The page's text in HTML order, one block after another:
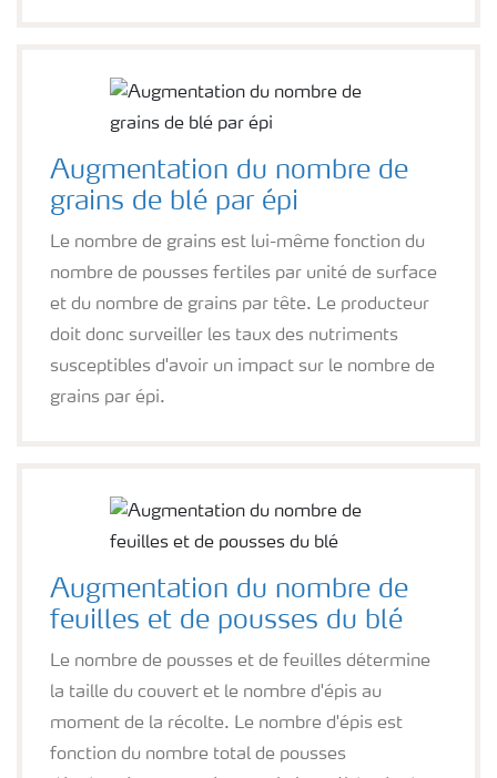
Augmentation du nombre de
grains de blé par épi
Le nombre de grains est lui-même fonction du
nombre de pousses fertiles par unité de surface
et du nombre de grains par tête. Le producteur
doit donc surveiller les taux des nutriments
susceptibles d'avoir un impact sur le nombre de
grains par épi.
Augmentation du nombre de
feuilles et de pousses du blé
Le nombre de pousses et de feuilles détermine
la taille du couvert et le nombre d'épis au
moment de la récolte. Le nombre d'épis est
fonction du nombre total de pousses